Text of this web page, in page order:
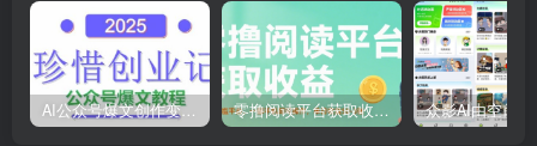
AI公众号爆文创作变现，2025公众号爆文教程(包含指令) 零撸阅读平台获取收益，最新无门槛平台，一部手机即可操作，单日收益50-3张【揭秘】